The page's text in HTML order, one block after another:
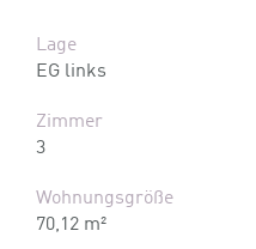
Lage
EG links
Zimmer
3
Wohnungsgröße
70,12 m²